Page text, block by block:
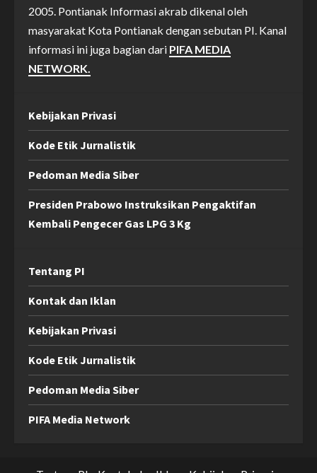
2005. Pontianak Informasi akrab dikenal oleh
masyarakat Kota Pontianak dengan sebutan PI. Kanal
informasi ini juga bagian dari PIFA MEDIA
NETWORK.
Kebijakan Privasi
Kode Etik Jurnalistik
Pedoman Media Siber
Presiden Prabowo Instruksikan Pengaktifan
Kembali Pengecer Gas LPG 3 Kg
Tentang PI
Kontak dan Iklan
Kebijakan Privasi
Kode Etik Jurnalistik
Pedoman Media Siber
PIFA Media Network